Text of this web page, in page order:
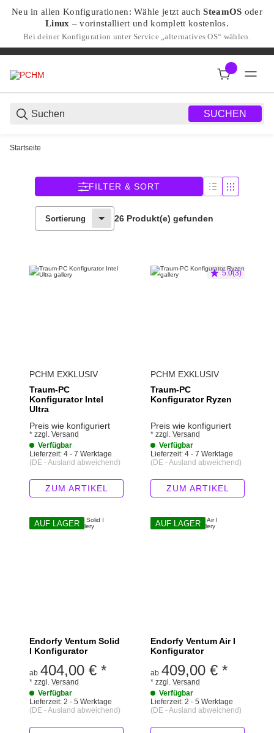
Neu in allen Konfigurationen: Wähle jetzt auchSteamOS oder
Linux – vorinstalliert und komplett kostenlos.
Bei deiner Konfiguration unter Service „alternatives OS“ wählen.
SUCHEN
Startseite
FILTER & SORT
Sortierung 26 Produkt(e) gefunden
PCHM EXKLUSIV
Traum-PC
Konfigurator Intel
Ultra
Preis wie konfiguriert
* zzgl. Versand
Verfügbar
Lieferzeit: 4 - 7 Werktage
(DE - Ausland abweichend)
ZUM ARTIKEL
5.0(3)
PCHM EXKLUSIV
Traum-PC
Konfigurator Ryzen
Preis wie konfiguriert
* zzgl. Versand
Verfügbar
Lieferzeit: 4 - 7 Werktage
(DE - Ausland abweichend)
ZUM ARTIKEL
AUF LAGER
Endorfy Ventum Solid
I Konfigurator
ab 404,00 € *
* zzgl. Versand
Verfügbar
Lieferzeit: 2 - 5 Werktage
(DE - Ausland abweichend)
AUF LAGER
Endorfy Ventum Air I
Konfigurator
ab 409,00 € *
* zzgl. Versand
Verfügbar
Lieferzeit: 2 - 5 Werktage
(DE - Ausland abweichend)